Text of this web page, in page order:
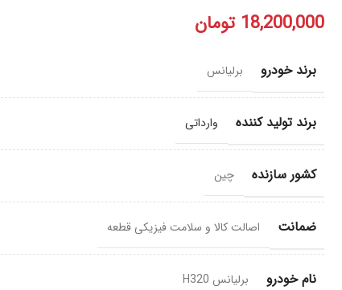
18,200,000 تومان
برند خودرو برلیانس
برند تولید کننده وارداتی
کشور سازنده چین
ضمانت اصالت کالا و سلامت فیزیکی قطعه
نام خودرو برلیانس H320